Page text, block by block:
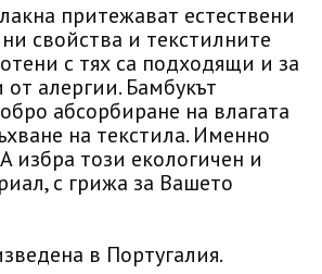
притежават естествени
свойства и текстилните
с тях са подходящи и за
алергии. Бамбукът
абсорбиране на влагата
на текстила. Именно
избра този екологичен и
с грижа за Вашето
в Португалия.